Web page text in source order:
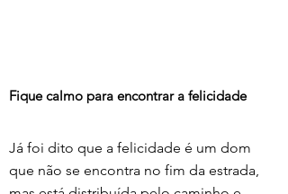
Fique calmo para encontrar a felicidade
Já foi dito que a felicidade é um dom
que não se encontra no fim da estrada,